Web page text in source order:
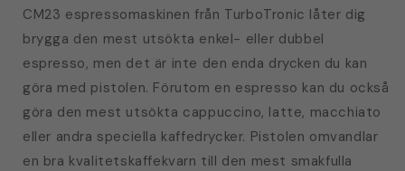
CM23 espressomaskinen från TurboTronic låter dig
brygga den mest utsökta enkel- eller dubbel
espresso, men det är inte den enda drycken du kan
göra med pistolen. Förutom en espresso kan du också
göra den mest utsökta cappuccino, latte, macchiato
eller andra speciella kaffedrycker. Pistolen omvandlar
en bra kvalitetskaffekvarn till den mest smakfulla